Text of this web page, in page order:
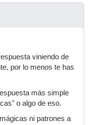
viniendo de
por lo menos te has
más simple
o algo de eso.
ni patrones a